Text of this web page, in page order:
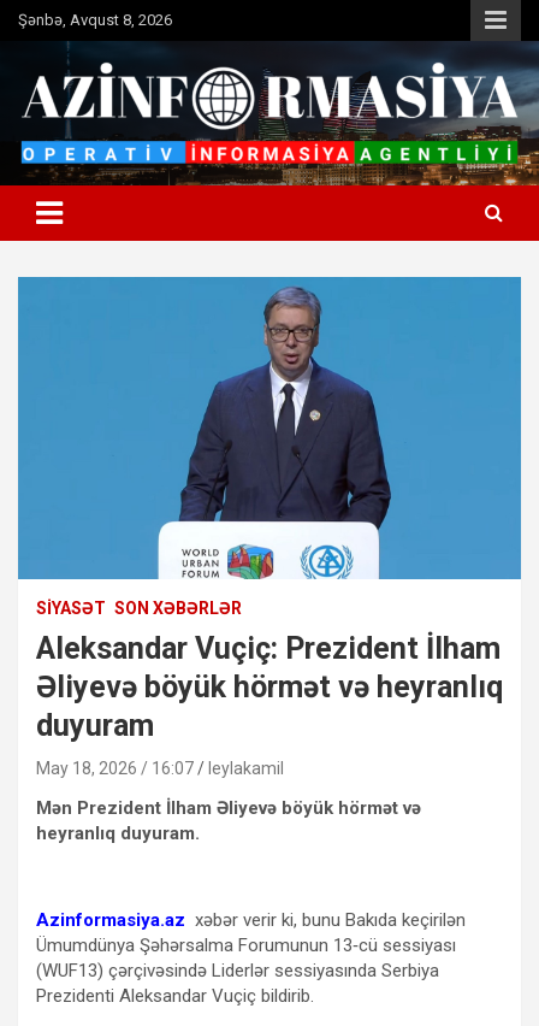
SkipŞənbə, Avqust 8, 2026
Azinformasiya
Operativ informasiya agentliyi
SIYASƏT SON XƏBƏRLƏR
Aleksandar Vuçiç: Prezident İlham
Əliyevə böyük hörmət və heyranlıq
duyuram
May 18, 2026 / 16:07 leylakamil
Mən Prezident İlham Əliyevə böyük hörmət və
heyranlıq duyuram.
Azinformasiya.az xəbər verir ki, bunu Bakıda keçirilən
Ümumdünya Şəhərsalma Forumunun 13‑cü sessiyası
(WUF13) çərçivəsində Liderlər sessiyasında Serbiya
Prezidenti Aleksandar Vuçiç bildirib.